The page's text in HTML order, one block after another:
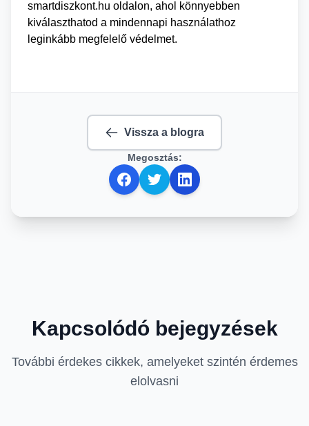
smartdiszkont.hu oldalon, ahol könnyebben
kiválaszthatod a mindennapi használathoz
leginkább megfelelő védelmet.
Vissza a blogra
Megosztás:
Kapcsolódó bejegyzések
További érdekes cikkek, amelyeket szintén érdemes
elolvasni